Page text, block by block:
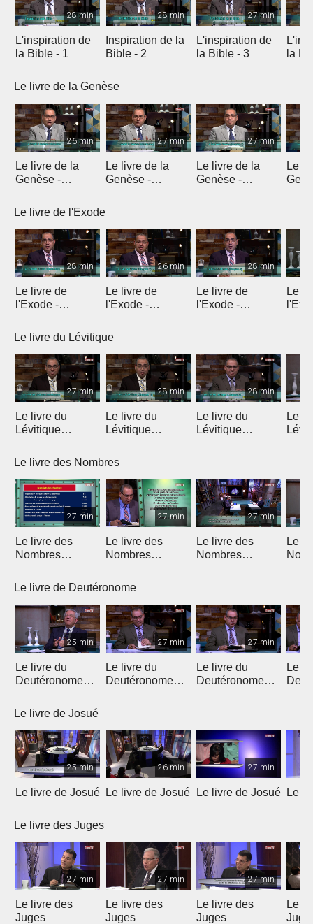
28 min
L'inspiration de
la Bible - 1
28 min
Inspiration de la
Bible - 2
27 min
L'inspiration de
la Bible - 3
la
Le livre de la Genèse
26 min
Le livre de la
Genèse -
27 min
Le livre de la
Genèse -
27 min
Le livre de la
Genèse -
Le
Le livre de l'Exode
28 min
Le livre de
l'Exode -
26 min
Le livre de
l'Exode -
28 min
Le livre de
l'Exode -
Le
Le livre du Lévitique
27 min
Le livre du
Lévitique
28 min
Le livre du
Lévitique
28 min
Le livre du
Lévitique
Le
Le livre des Nombres
27 min
Le livre des
Nombres
27 min
Le livre des
Nombres
27 min
Le livre des
Nombres
Le
Le livre de Deutéronome
25 min
Le livre du
Deutéronome
27 min
Le livre du
Deutéronome
27 min
Le livre du
Deutéronome
Le
Le livre de Josué
25 min
Le livre de Josué
26 min
Le livre de Josué
27 min
Le livre de Josué Le
Le livre des Juges
27 min
Le livre des
Juges
27 min
Le livre des
Juges
27 min
Le livre des
Juges
Le